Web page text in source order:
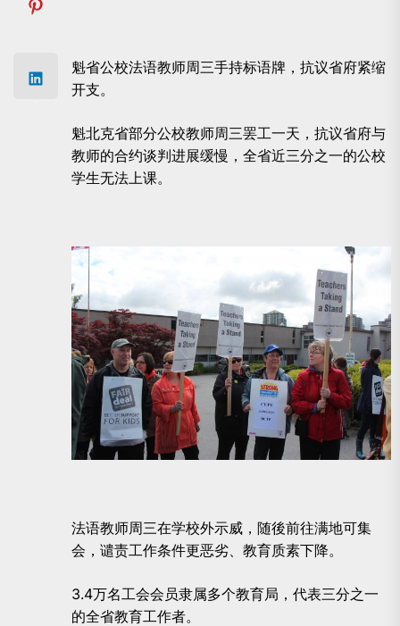
魁省公校法语教师周三手持标语牌，抗议省府紧缩
开支。
魁北克省部分公校教师周三罢工一天，抗议省府与
教师的合约谈判进展缓慢，全省近三分之一的公校
学生无法上课。
法语教师周三在学校外示威，随後前往满地可集
会，谴责工作条件更恶劣、教育质素下降。
3.4万名工会会员隶属多个教育局，代表三分之一
的全省教育工作者。